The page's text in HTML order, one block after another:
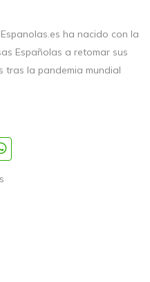
ha nacido con la
Españolas a retomar sus
tras la pandemia mundial